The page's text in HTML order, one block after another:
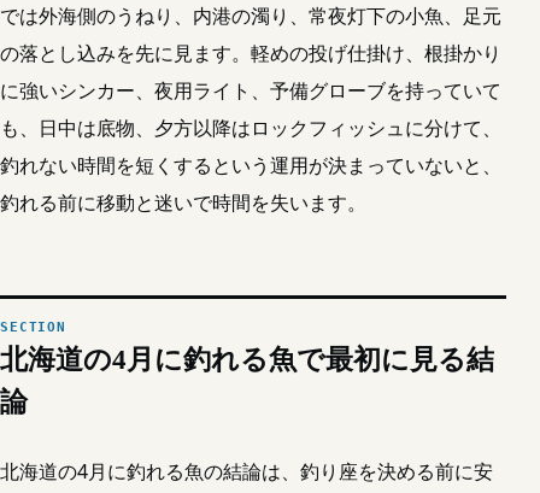
では外海側のうねり、内港の濁り、常夜灯下の小魚、足元
の落とし込みを先に見ます。軽めの投げ仕掛け、根掛かり
に強いシンカー、夜用ライト、予備グローブを持っていて
も、日中は底物、夕方以降はロックフィッシュに分けて、
釣れない時間を短くするという運用が決まっていないと、
釣れる前に移動と迷いで時間を失います。
北海道の4月に釣れる魚で最初に見る結
論
北海道の4月に釣れる魚の結論は、釣り座を決める前に安